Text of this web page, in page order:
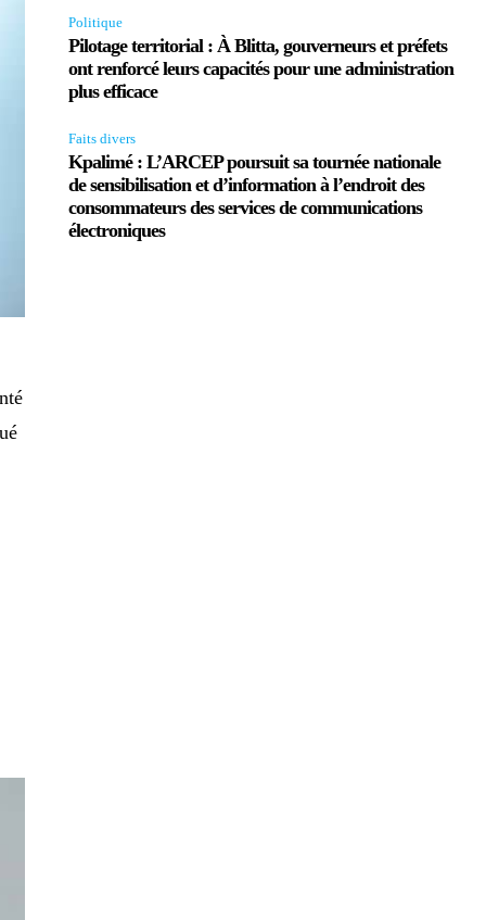
Politique
Pilotage territorial : À Blitta, gouverneurs et préfets
ont renforcé leurs capacités pour une administration
plus efficace
Faits divers
Kpalimé : L’ARCEP poursuit sa tournée nationale
de sensibilisation et d’information à l’endroit des
consommateurs des services de communications
électroniques